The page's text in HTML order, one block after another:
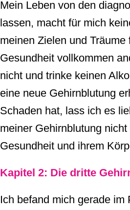
Mein Leben von den
lassen, macht für mich
meinen Zielen und
Gesundheit vollkommen
nicht und trinke keinen
eine neue Gehirnblutung
Schaden hat, lass ich es
meiner Gehirnblutung
Gesundheit und ihrem
Kapitel 2: Die dritte
Ich befand mich gerade